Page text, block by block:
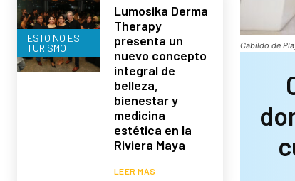
ESTO NO ES
TURISMO
Lumosika Derma
Therapy
presenta un
nuevo concepto
integral de
belleza,
bienestar y
medicina
estética en la
Riviera Maya
LEER MÁS
Cabildo de